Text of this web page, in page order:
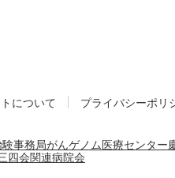
について プライバシーポリ
事務局がんゲノム医療センター
四会関連病院会